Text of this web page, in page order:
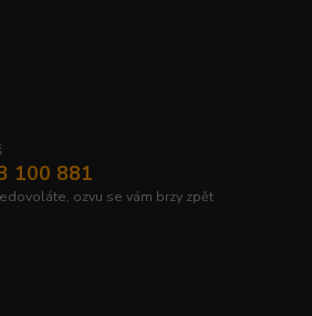
100 881
ozvu se vám brzy zpět